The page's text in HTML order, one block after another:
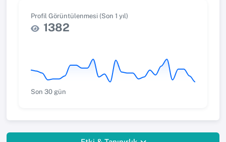
Profil Görüntülenmesi (Son 1 yıl)
1382
Son 30 gün